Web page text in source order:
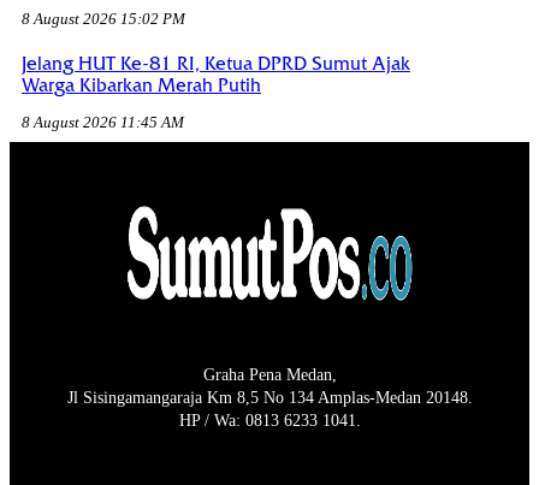
8 August 2026 15:02 PM
Jelang HUT Ke-81 RI, Ketua DPRD Sumut Ajak
Warga Kibarkan Merah Putih
8 August 2026 11:45 AM
Graha Pena Medan,
Jl Sisingamangaraja Km 8,5 No 134 Amplas-Medan 20148.
HP / Wa: 0813 6233 1041.